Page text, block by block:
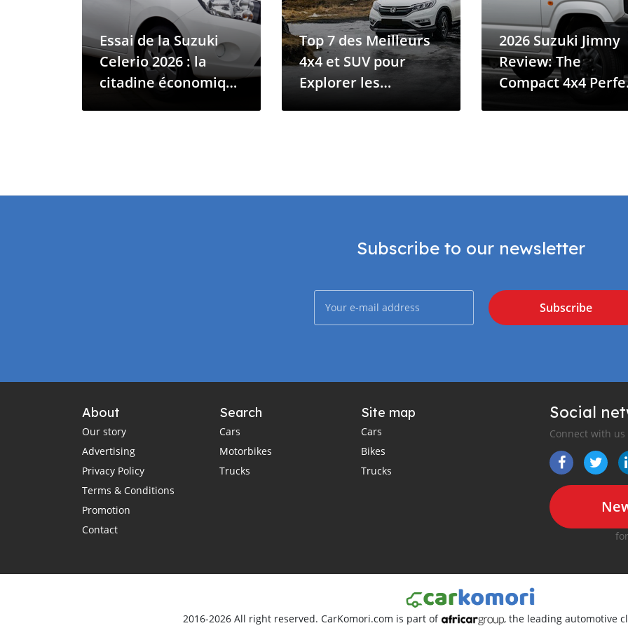
Essai de la Suzuki
Celerio 2026 : la
citadine économique
Top 7 des Meilleurs
4x4 et SUV pour
Explorer les
2026 Suzuki Jimny
Review: The
Compact 4x4
Subscribe to our newsletter
Subscribe
About
Our story
Advertising
Privacy Policy
Terms & Conditions
Promotion
Contact
Search
Cars
Motorbikes
Trucks
Site map
Cars
Bikes
Trucks
Social
Connect with us
2016-2026 All right reserved. CarKomori.com is part of , the leading automotive